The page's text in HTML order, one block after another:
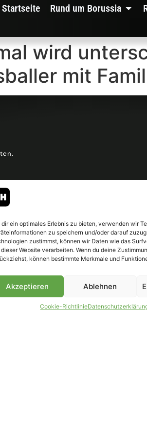
dir ein optimales Erlebnis zu bieten, verwenden wir
zu speichern und/oder darauf
zustimmst, können wir Daten wie das
Website verarbeiten. Wenn du deine
können bestimmte Merkmale und
Akzeptieren Ablehnen
Cookie-Richtlinie
Startseite Rund um Borussia
wird
mit